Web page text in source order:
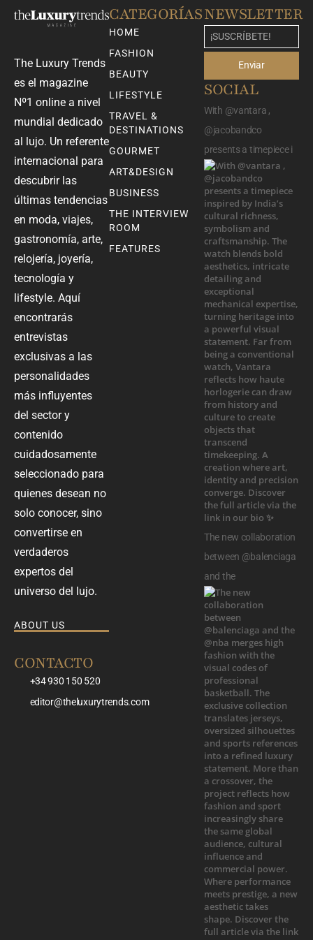
The Luxury Trends
es el magazine
Nº1 online a nivel
mundial dedicado
al lujo. Un referente
internacional para
descubrir las
últimas tendencias
en moda, viajes,
gastronomía, arte,
relojería, joyería,
tecnología y
lifestyle. Aquí
encontrarás
entrevistas
exclusivas a las
personalidades
más influyentes
del sector y
contenido
cuidadosamente
seleccionado para
quienes desean no
solo conocer, sino
convertirse en
verdaderos
expertos del
universo del lujo.
ABOUT US
CONTACTO
+34 930 150 520
editor@theluxurytrends.com
CATEGORÍAS
HOME
FASHION
BEAUTY
LIFESTYLE
TRAVEL &
DESTINATIONS
GOURMET
ART&DESIGN
BUSINESS
THE INTERVIEW
ROOM
FEATURES
NEWSLETTER
Enviar
SOCIAL
With @vantara ,
@jacobandco
presents a timepiece i
The new collaboration
between @balenciaga
and the